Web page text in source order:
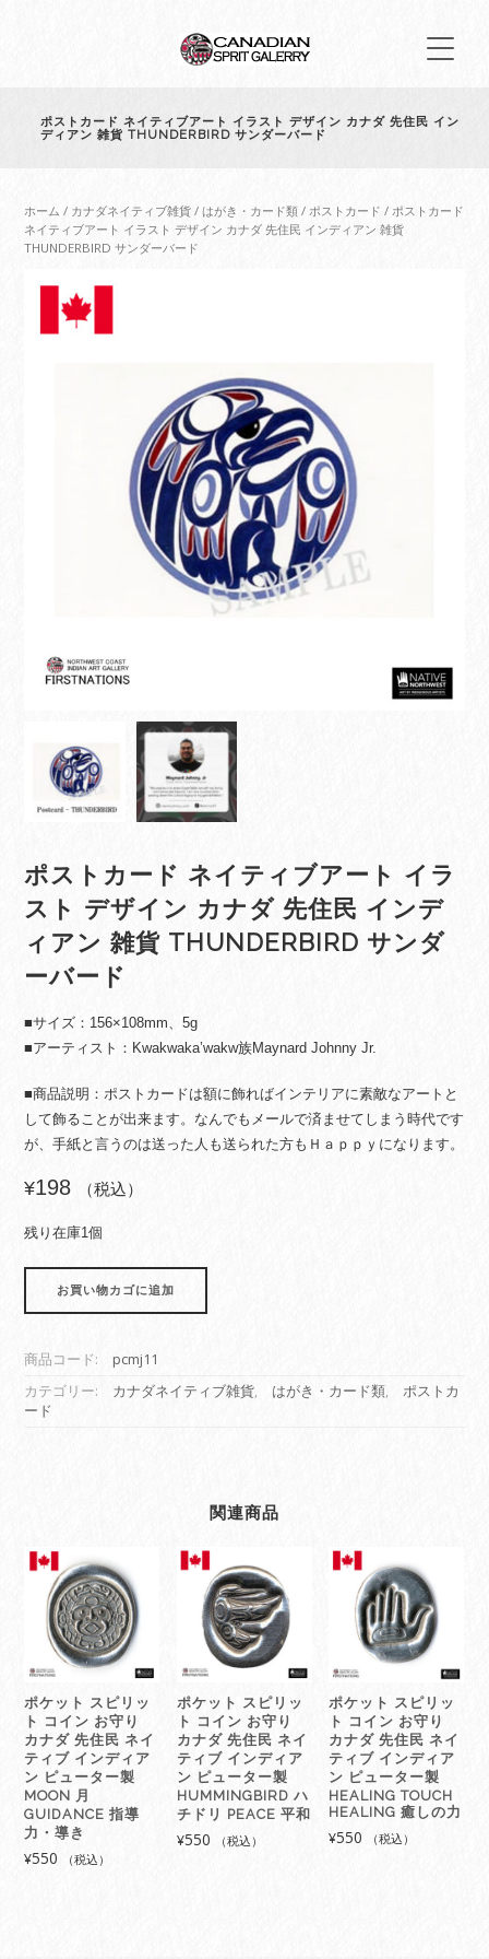
ポストカード ネイティブアート イラスト デザイン カナダ 先住民 イン
ディアン 雑貨 THUNDERBIRD サンダーバード
ホーム / カナダネイティブ雑貨 /はがき・カード類 /ポストカード / ポストカード
ネイティブアート イラスト デザイン カナダ 先住民 インディアン 雑貨
THUNDERBIRD サンダーバード
ポストカード ネイティブアート イラ
スト デザイン カナダ 先住民 インデ
ィアン 雑貨 THUNDERBIRD サンダ
ーバード
■サイズ：156×108mm、5g
■アーティスト：Kwakwaka’wakw族Maynard Johnny Jr.
■商品説明：ポストカードは額に飾ればインテリアに素敵なアートと
して飾ることが出来ます。なんでもメールで済ませてしまう時代です
が、手紙と言うのは送った人も送られた方もＨａｐｐｙになります。
¥198 （税込）
残り在庫1個
ー
ド
ネ
ー
ト
ト
ザ
イ
ン
カ
ナ
ダ
先
お買い物カゴに追加
商品コード:
pcmj11
カテゴリー:
カナダネイティブ雑貨, はがき・カード類,
ポストカ
ード
関連商品
ポケット スピリッ
ト コイン お守り
カナダ 先住民 ネイ
ティブ インディア
ン ピューター製
MOON 月
GUIDANCE 指導
力・導き
¥550 （税込）
ポケット スピリッ
ト コイン お守り
カナダ 先住民 ネイ
ティブ インディア
ン ピューター製
HUMMINGBIRD ハ
チドリ PEACE 平和
¥550 （税込）
ポケット スピリッ
ト コイン お守り
カナダ 先住民 ネイ
ティブ インディア
ン ピューター製
HEALING TOUCH
HEALING 癒しの力
¥550 （税込）